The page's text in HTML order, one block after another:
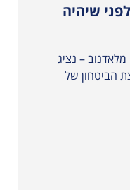
שיהיה
– נציג
הביטחון של